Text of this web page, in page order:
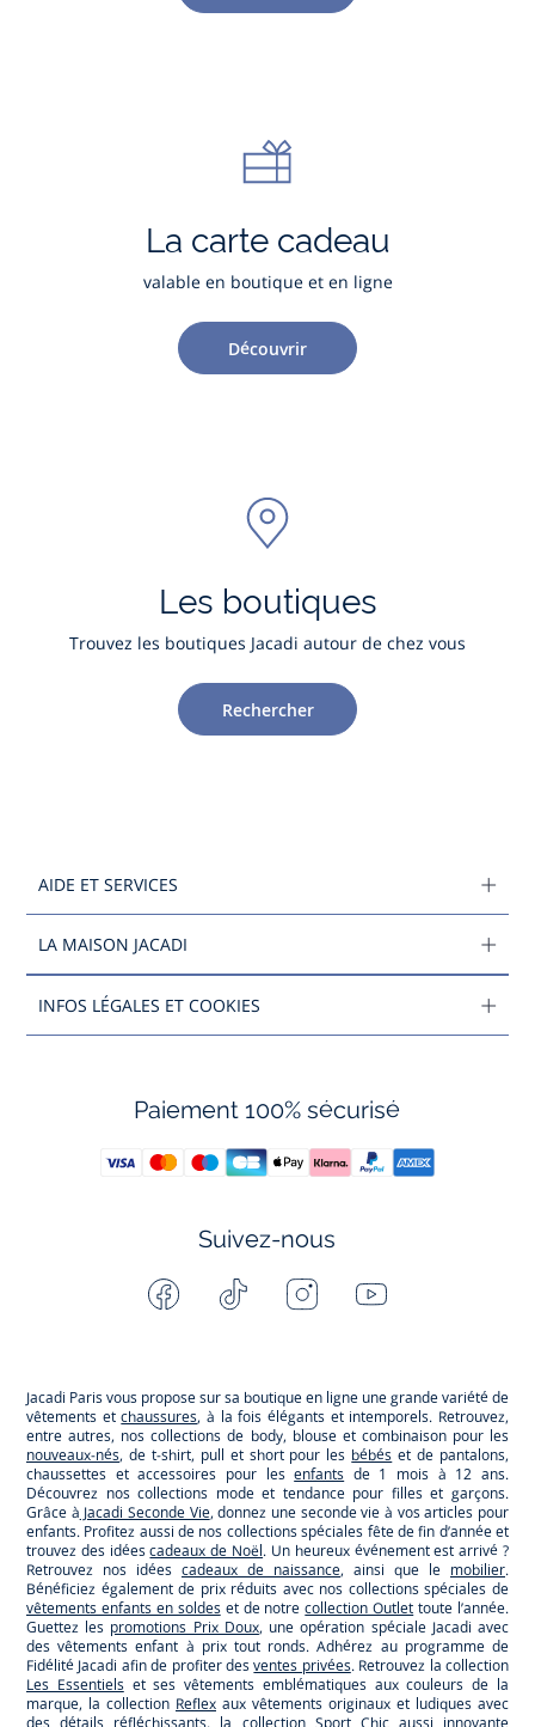
La carte cadeau
valable en boutique et en ligne
Découvrir
Les boutiques
Trouvez les boutiques Jacadi autour de chez vous
Rechercher
AIDE ET SERVICES
LA MAISON JACADI
INFOS LÉGALES ET COOKIES
Paiement 100% sécurisé
Suivez-nous
Facebook Tiktok InstagramYoutube
Jacadi Paris vous propose sur sa boutique en ligne une grande variété de
vêtements etchaussures, à la fois élégants et intemporels. Retrouvez,
entre autres, nos collections de body, blouse et combinaison pour les
nouveaux-nés, de t-shirt, pull et short pour les bébés et de pantalons,
chaussettes et accessoires pour lesenfants de 1 mois à 12 ans.
Découvrez nos collections mode et tendance pour filles et garçons.
Grâce à Jacadi Seconde Vie, donnez une seconde vie à vos articles pour
enfants. Profitez aussi de nos collections spéciales fête de fin d’année et
trouvez des idéescadeaux de Noël. Un heureux événement est arrivé ?
Retrouvez nos idées cadeaux de naissance, ainsi que le mobilier.
Bénéficiez également de prix réduits avec nos collections spéciales de
vêtements enfants en soldeset de notrecollection Outlet toute l’année.
Guettez les promotions Prix Doux, une opération spéciale Jacadi avec
des vêtements enfant à prix tout ronds. Adhérez au programme de
Fidélité Jacadi afin de profiter desventes privées. Retrouvez la collection
Les Essentielset ses vêtements emblématiques aux couleurs de la
marque, la collection Reflex aux vêtements originaux et ludiques avec
des détails réfléchissants, la collection Sport Chicaussi innovante